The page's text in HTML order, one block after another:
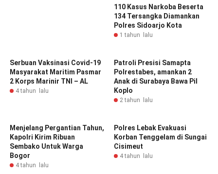
110 Kasus Narkoba Beserta
134 Tersangka Diamankan
Polres Sidoarjo Kota
1 tahun lalu
Serbuan Vaksinasi Covid-19
Masyarakat Maritim Pasmar
2 Korps Marinir TNI – AL
4 tahun lalu
Patroli Presisi Samapta
Polrestabes, amankan 2
Anak di Surabaya Bawa Pil
Koplo
2 tahun lalu
Menjelang Pergantian Tahun,
Kapolri Kirim Ribuan
Sembako Untuk Warga
Bogor
4 tahun lalu
Polres Lebak Evakuasi
Korban Tenggelam di Sungai
Cisimeut
4 tahun lalu